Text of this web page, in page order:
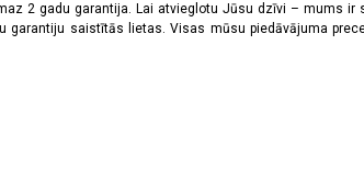
2 gadu garantija. Lai atvieglotu Jūsu dzīvi – mums ir
saistītās lietas. Visas mūsu piedāvājuma